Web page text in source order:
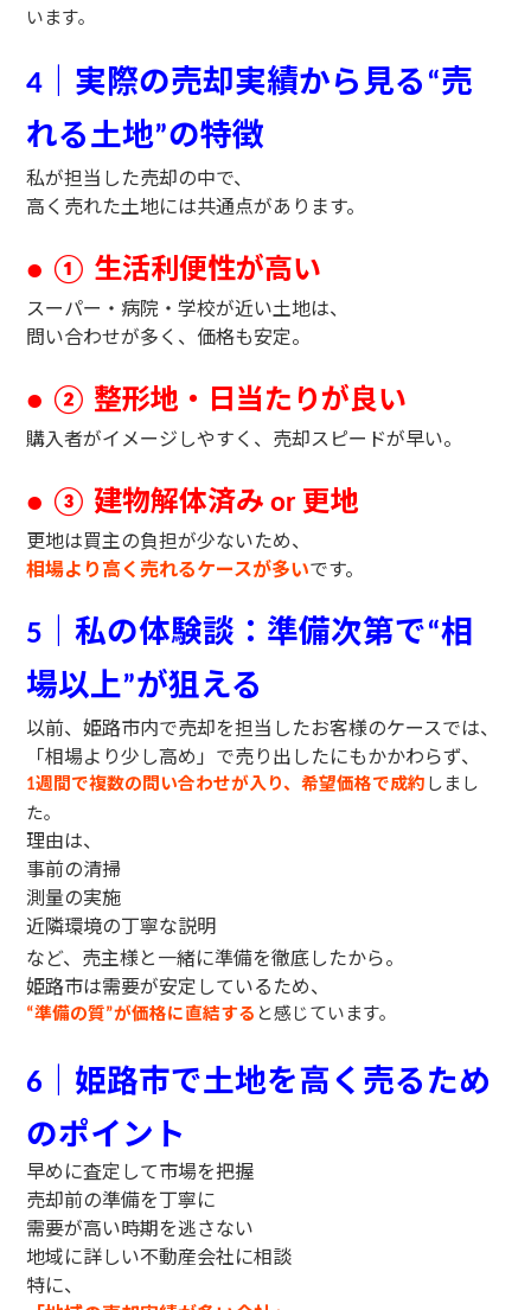
います。
4 ｜実際の売却実績から見る “売
れる土地”の特徴
私が担当した売却の中で、
高く売れた土地には共通点があります。
● ① 生活利便性が高い
スーパー・病院・学校が近い土地は、
問い合わせが多く、価格も安定。
● ② 整形地・日当たりが良い
購入者がイメージしやすく、売却スピードが早い。
● ③ 建物解体済み or更地
更地は買主の負担が少ないため、
相場より高く売れるケースが多いです。
5 ｜私の体験談：準備次第で“相
場以上”が狙える
以前、姫路市内で売却を担当したお客様のケースでは、
「相場より少し高め」で売り出したにもかかわらず、
1週間で複数の問い合わせが入り、希望価格で成約しまし
た。
理由は、
事前の清掃
測量の実施
近隣環境の丁寧な説明
など、売主様と一緒に準備を徹底したから。
姫路市は需要が安定しているため、
“準備の質”が価格に直結する と感じています。
6 ｜姫路市で土地を高く売るため
のポイント
早めに査定して市場を把握
売却前の準備を丁寧に
需要が高い時期を逃さない
地域に詳しい不動産会社に相談
特に、